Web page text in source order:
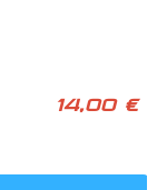
14,00 €